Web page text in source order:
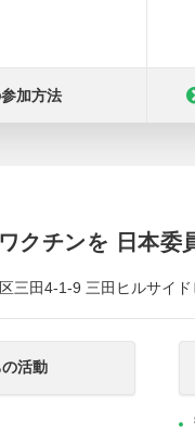
加方法
クチンを 日本委
三田4-1-9 三田ヒルサイド
活動